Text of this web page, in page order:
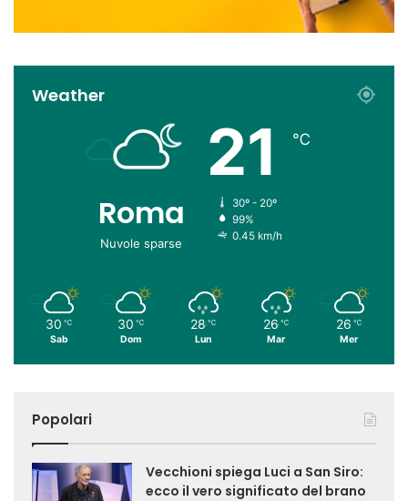
Weather
Roma
Nuvole sparse
21 ℃
30º - 20º
99%
0.45 km/h
30 ℃
Sab
30 ℃
Dom
28 ℃
Lun
26 ℃
Mar
26 ℃
Mer
Popolari
Vecchioni spiega Luci a San Siro:
ecco il vero significato del brano